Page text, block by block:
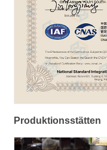
Produktionsstätten